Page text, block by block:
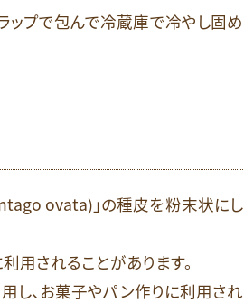
ップで包んで冷蔵庫で冷やし固め
ovata)」の種皮を粉末状にし
用されることがあります。
し、お菓子やパン作りに利用され